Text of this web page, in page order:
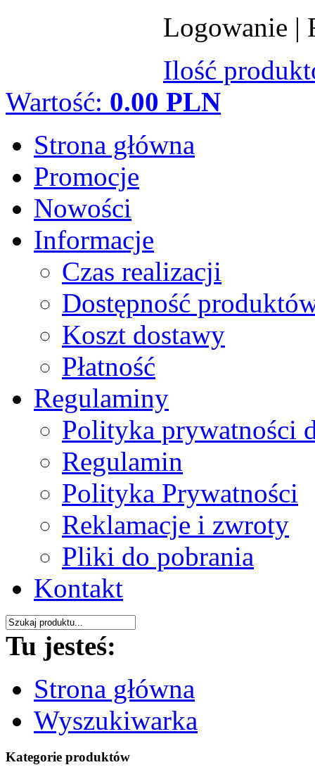
Logowanie |
Ilość
Wartość: 0.00 PLN
Strona główna
Promocje
Nowości
Informacje
Czas realizacji
Dostępność
Koszt dostawy
Płatność
Regulaminy
Polityka prywatności
Regulamin
Polityka Prywatności
Reklamacje i zwroty
Pliki do pobrania
Kontakt
Tu jesteś:
Strona główna
Wyszukiwarka
Kategorie produktów